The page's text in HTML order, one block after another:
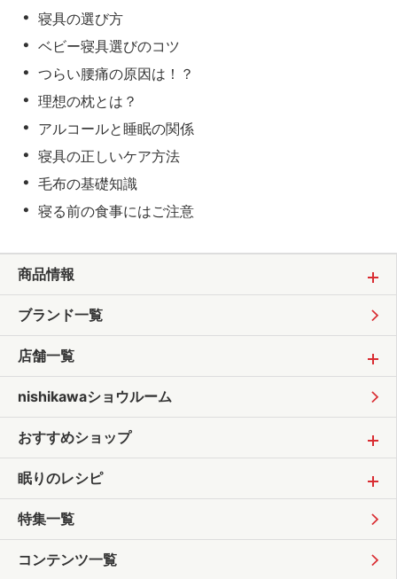
寝具の選び方
ベビー寝具選びのコツ
つらい腰痛の原因は！？
理想の枕とは？
アルコールと睡眠の関係
寝具の正しいケア方法
毛布の基礎知識
寝る前の食事にはご注意
商品情報
ブランド一覧
店舗一覧
nishikawaショウルーム
おすすめショップ
眠りのレシピ
特集一覧
コンテンツ一覧